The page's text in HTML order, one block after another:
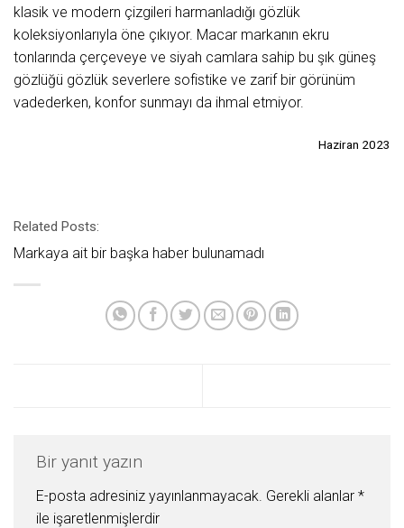
klasik ve modern çizgileri harmanladığı gözlük
koleksiyonlarıyla öne çıkıyor. Macar markanın ekru
tonlarında çerçeveye ve siyah camlara sahip bu şık güneş
gözlüğü gözlük severlere sofistike ve zarif bir görünüm
vadederken, konfor sunmayı da ihmal etmiyor.
Haziran 2023
Related Posts:
Markaya ait bir başka haber bulunamadı
Bir yanıt yazın
E-posta adresiniz yayınlanmayacak. Gerekli alanlar *
ile işaretlenmişlerdir